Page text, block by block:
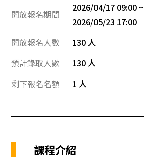
開放報名期間
2026/04/17 09:00 ~
2026/05/23 17:00
開放報名人數
130 人
預計錄取人數
130 人
剩下報名名額
1 人
課程介紹